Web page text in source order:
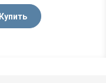
Купить